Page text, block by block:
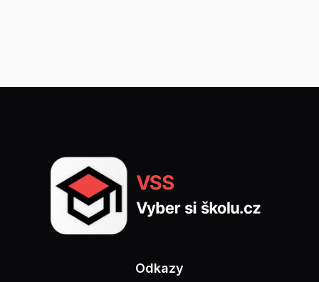
Odkazy